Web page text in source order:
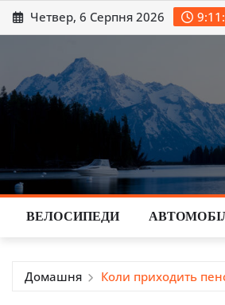
Перейти
до
Четвер, 6 Серпня 2026
ВЕЛОСИПЕДИ
Домашня Коли приходить